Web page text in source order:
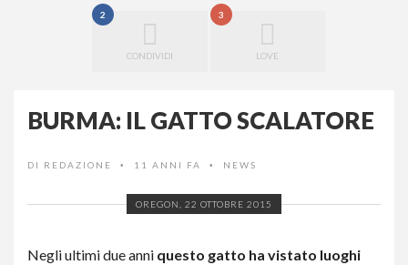
2
CONDIVIDI
3
LOVE
BURMA: IL GATTO SCALATORE
DI REDAZIONE • 11 ANNI FA • NEWS
OREGON, 22 OTTOBRE 2015
Negli ultimi due anni questo gatto ha vistato luoghi